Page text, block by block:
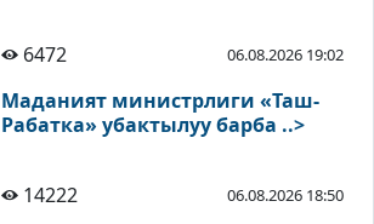
6472 06.08.2026 19:02
Маданият министрлиги «Таш-
Рабатка» убактылуу барба ..>
14222 06.08.2026 18:50